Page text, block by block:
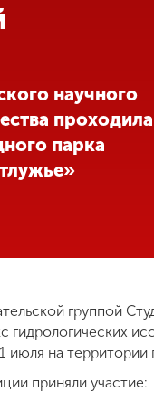
научного
проходила
парка
группой
гидрологических
июля на
приняли участие: